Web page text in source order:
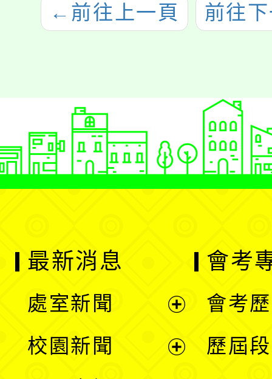
← 前往上一頁 前往
最新消息
處室新聞
校園新聞
會考
會考
歷屆